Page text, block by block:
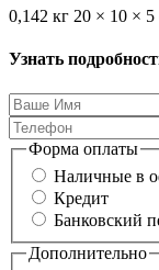
0,142 кг 20 × 10 × 5
Узнать
Форма оплаты
Наличные в
Кредит
Банковский
Дополнительно